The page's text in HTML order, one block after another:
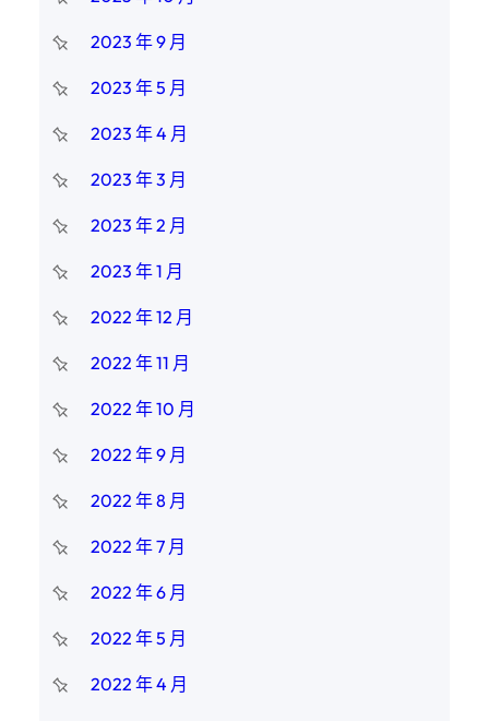
2023 年 9 月
2023 年 5 月
2023 年 4 月
2023 年 3 月
2023 年 2 月
2023 年 1 月
2022 年 12 月
2022 年 11 月
2022 年 10 月
2022 年 9 月
2022 年 8 月
2022 年 7 月
2022 年 6 月
2022 年 5 月
2022 年 4 月